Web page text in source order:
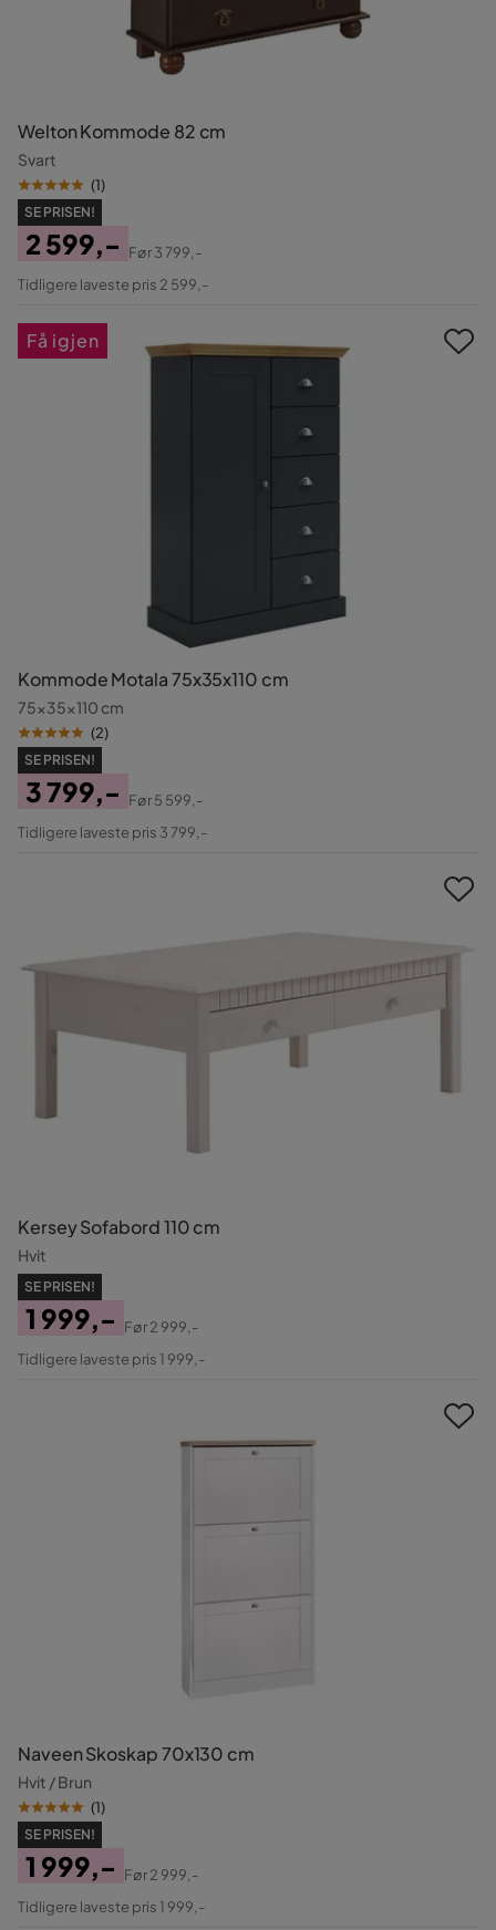
Welton Kommode 82 cm
Svart
(1)
SE PRISEN!
Pris
2 599,-
Original
Før3 799,-
Tidligere laveste pris 2 599,-
Kommode Motala 75x35x110 cm
75x35x110 cm
(2)
SE PRISEN!
Pris
3 799,-
Original
Før5 599,-
Tidligere laveste pris 3 799,-
Få igjen
Kersey Sofabord 110 cm
Hvit
SE PRISEN!
Pris
1 999,-
Original
Før2 999,-
Tidligere laveste pris 1 999,-
Naveen Skoskap 70x130 cm
Hvit / Brun
(1)
SE PRISEN!
Pris
1 999,-
Original
Før2 999,-
Tidligere laveste pris 1 999,-